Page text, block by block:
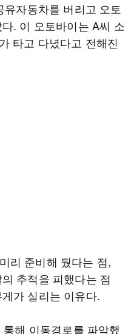
자동차를 버리고 오토
. 이 오토바이는 A씨 소
타고 다녔다고 전해진
리 준비해 뒀다는 점,
추적을 피했다는 점
가 실리는 이유다.
해 이동경로를 파악했